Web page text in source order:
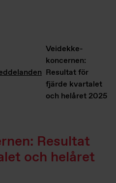
Veidekke-
koncernen:
Resultat för
fjärde kvartalet
och helåret 2025
Resultat
och helåret